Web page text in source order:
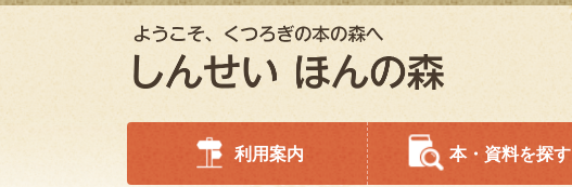
利用案内 本・資料を探す